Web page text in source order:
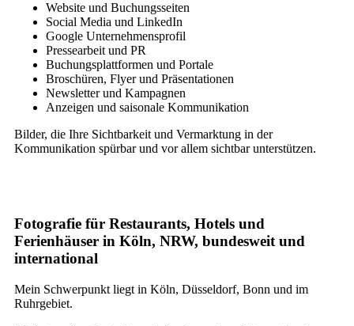
Website und Buchungsseiten
Social Media und LinkedIn
Google Unternehmensprofil
Pressearbeit und PR
Buchungsplattformen und Portale
Broschüren, Flyer und Präsentationen
Newsletter und Kampagnen
Anzeigen und saisonale Kommunikation
Bilder, die Ihre Sichtbarkeit und Vermarktung in der
Kommunikation spürbar und vor allem sichtbar unterstützen.
Fotografie für Restaurants, Hotels und
Ferienhäuser in Köln, NRW, bundesweit und
international
Mein Schwerpunkt liegt in Köln, Düsseldorf, Bonn und im
Ruhrgebiet.